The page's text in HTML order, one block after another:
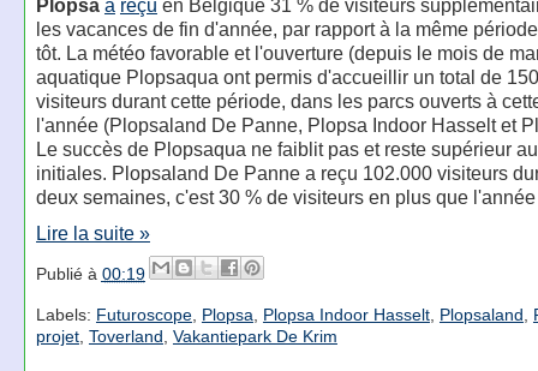
Plopsa a reçu en Belgique 31 % de visiteurs
les vacances de fin d'année, par rapport à la même
tôt. La météo favorable et l'ouverture (depuis le mois de
aquatique Plopsaqua ont permis d'accueillir un total de
visiteurs durant cette période, dans les parcs ouverts à
l'année (Plopsaland De Panne, Plopsa Indoor Hasselt et
Le succès de Plopsaqua ne faiblit pas et reste supérieur
initiales. Plopsaland De Panne a reçu 102.000 visiteurs
deux semaines, c'est 30 % de visiteurs en plus que
Lire la suite »
Publié à 00:19
Labels: Futuroscope, Plopsa, Plopsa Indoor Hasselt, Plopsaland,
projet, Toverland, Vakantiepark De Krim